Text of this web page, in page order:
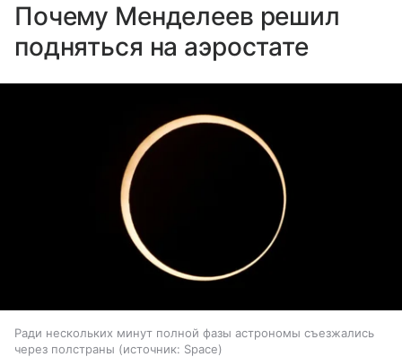
Почему Менделеев решил
подняться на аэростате
Ради нескольких минут полной фазы астрономы съезжались
через полстраны
источник: Space